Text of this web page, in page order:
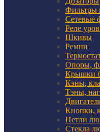
Фильтры
Сетевые
Реле
Шкивы
Ремни
Опоры,
Крышки
Кэны,
Тэны,
Кнопки,
Петли
Стекла